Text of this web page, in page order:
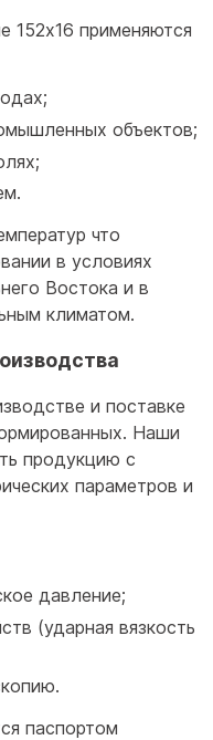
152x16 применяются
объектов;
что
в условиях
Востока и в
климатом.
и поставке
Наши
продукцию с
параметров и
давление;
(ударная вязкость
паспортом